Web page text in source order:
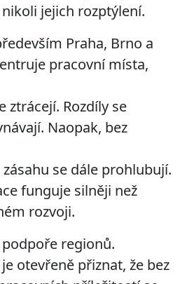
jejich rozptýlení.
Praha, Brno a
pracovní místa,
ztrácejí. Rozdíly se
Naopak, bez
se dále prohlubují.
funguje silněji než
rozvoji.
regionů.
otevřeně přiznat, že bez